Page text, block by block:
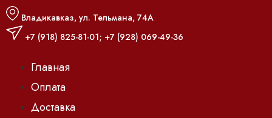
Владикавказ, ул. Тельмана, 74А
+7 (918) 825-81-01; +7 (928) 069-49-36
Главная
Оплата
Доставка